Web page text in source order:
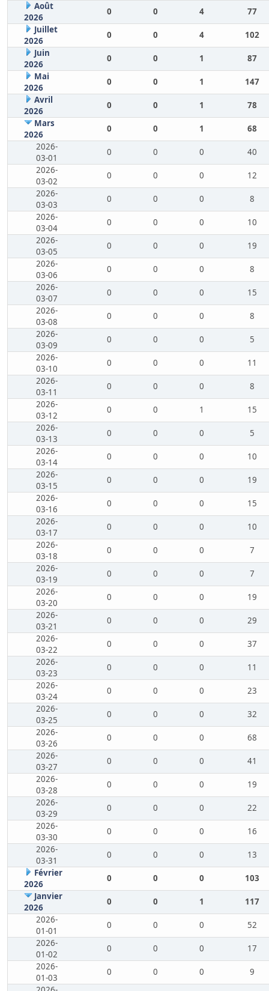
Août
2026
0 0 4
77
Juillet
2026
0 0 4
102
Juin
2026
0 0 1
87
Mai
2026
0 0 1
147
Avril
2026
0 0 1
78
Mars
2026
0 0 1
68
2026-
03-01
0 0 0
40
2026-
03-02
0 0 0
12
2026-
03-03
0 0 0
8
2026-
03-04
0 0 0
10
2026-
03-05
0 0 0
19
2026-
03-06
0 0 0
8
2026-
03-07
0 0 0
15
2026-
03-08
0 0 0
8
2026-
03-09
0 0 0
5
2026-
03-10
0 0 0
11
2026-
03-11
0 0 0
8
2026-
03-12
0 0 1
15
2026-
03-13
0 0 0
5
2026-
03-14
0 0 0
10
2026-
03-15
0 0 0
19
2026-
03-16
0 0 0
15
2026-
03-17
0 0 0
10
2026-
03-18
0 0 0
7
2026-
03-19
0 0 0
7
2026-
03-20
0 0 0
19
2026-
03-21
0 0 0
29
2026-
03-22
0 0 0
37
2026-
03-23
0 0 0
11
2026-
03-24
0 0 0
23
2026-
03-25
0 0 0
32
2026-
03-26
0 0 0
68
2026-
03-27
0 0 0
41
2026-
03-28
0 0 0
19
2026-
03-29
0 0 0
22
2026-
03-30
0 0 0
16
2026-
03-31
0 0 0
13
Février
2026
0 0 0
103
Janvier
2026
0 0 1
117
2026-
01-01
0 0 0
52
2026-
01-02
0 0 0
17
2026-
01-03
0 0 0
9